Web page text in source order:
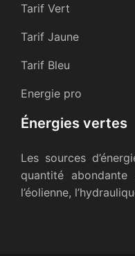
Tarif Vert
Tarif Jaune
Tarif Bleu
Energie pro
Énergies vertes
Les sources
quantité
l’éolienne,